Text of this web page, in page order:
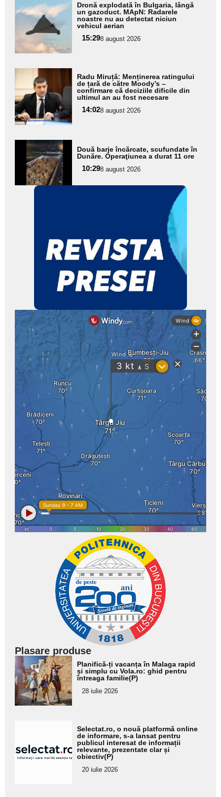
aici textul
pentru
subtitlu
Dronă explodată în Bulgaria, lângă
un gazoduct. MApN: Radarele
noastre nu au detectat niciun
vehicul aerian
15:298 august 2026
Adaugă
aici textul
pentru
subtitlu
Radu Miruță: Menținerea ratingului
de țară de către Moody’s –
confirmare că deciziile dificile din
ultimul an au fost necesare
14:028 august 2026
Adaugă
aici textul
pentru
subtitlu
Două barje încărcate, scufundate în
Dunăre. Operaţiunea a durat 11 ore
10:298 august 2026
Plasare produse
Adaugă
aici textul
pentru
subtitlu
Planifică-ți vacanța în Malaga rapid
și simplu cu Vola.ro: ghid pentru
întreaga familie(P)
28 iulie 2026
pentru
subtitlu
Selectat.ro, o nouă platformă online
de informare, s-a lansat pentru
publicul interesat de informații
relevante, prezentate clar și
obiectiv(P)
20 iulie 2026